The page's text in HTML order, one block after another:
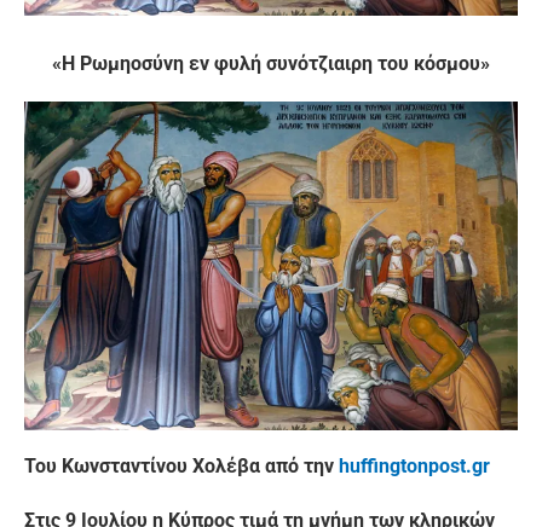
«Η Ρωμηοσύνη εν φυλή συνότζιαιρη του κόσμου»
Του Κωνσταντίνου Χολέβα από την huffingtonpost.gr
Στις 9 Ιουλίου η Κύπρος τιμά τη μνήμη των κληρικών